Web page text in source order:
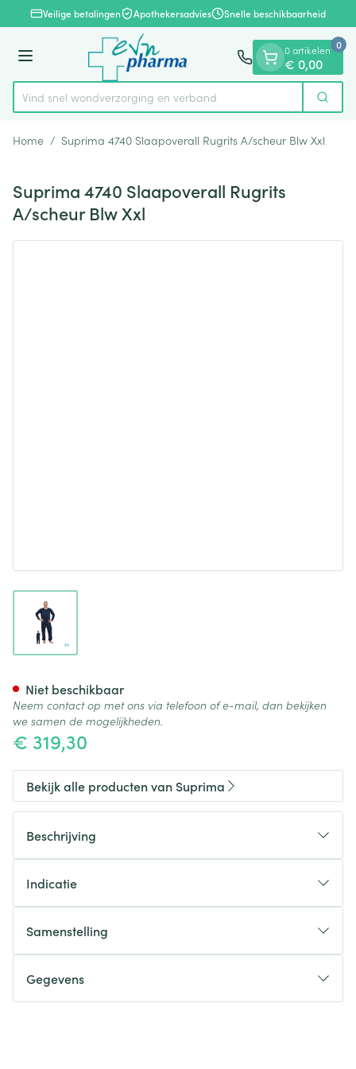
Ga naar de inhoud
1 van 1Veilige betalingen Apothekersadvies Snelle beschikbaarheid
Menu
Product, merk, categorie...
Vind snel wondverzorging en verband Zoek
0 artikelen
€ 0,00
0
Home / Suprima 4740 Slaapoverall Rugrits A/scheur Blw Xxl
Suprima 4740 Slaapoverall Rugrits
A/scheur Blw Xxl
View larger image
€ 319,30
Niet beschikbaar
Neem contact op met ons via telefoon of e-mail, dan bekijken
we samen de mogelijkheden.
Bekijk alle producten van Suprima
Beschrijving
Indicatie
Samenstelling
Gegevens